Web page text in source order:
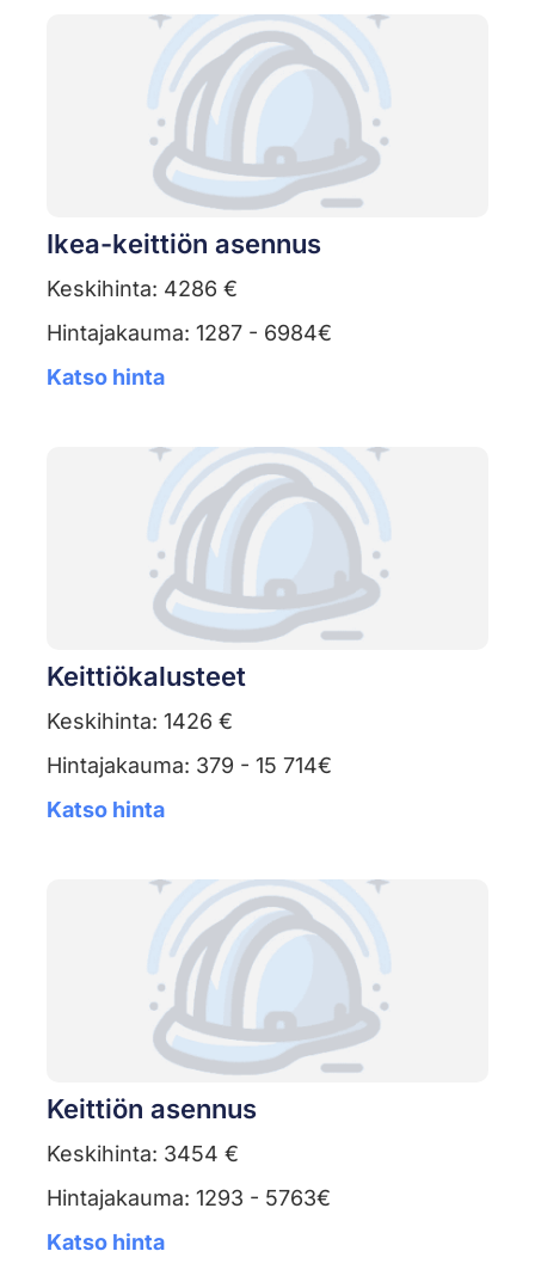
Ikea-keittiön asennus
Keskihinta: 4286 €
Hintajakauma: 1287 - 6984€
Katso hinta
Keittiökalusteet
Keskihinta: 1426 €
Hintajakauma: 379 - 15 714€
Katso hinta
Keittiön asennus
Keskihinta: 3454 €
Hintajakauma: 1293 - 5763€
Katso hinta